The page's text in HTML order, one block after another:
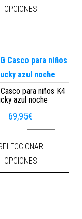
OPCIONES
tiene múltiples
para niños K4
azul noche
69,95€
OPCIONES